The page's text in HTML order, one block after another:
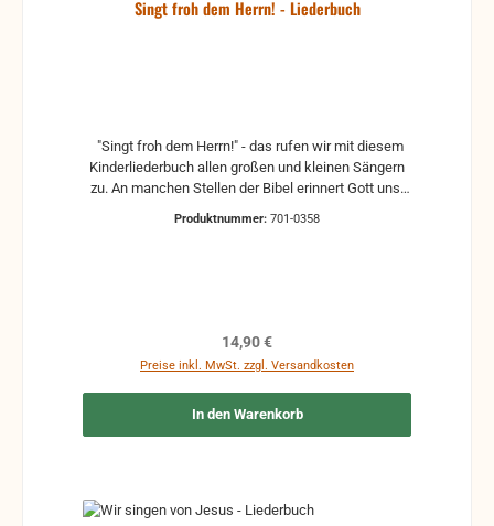
Singt froh dem Herrn! - Liederbuch
Kinderliederbuch allen großen und kleinen Sängern
zu. An manchen Stellen der Bibel erinnert Gott uns,
Produktnummer: 701-0358
Regulärer Preis:
14,90 €
Preise inkl. MwSt. zzgl. Versandkosten
In den Warenkorb